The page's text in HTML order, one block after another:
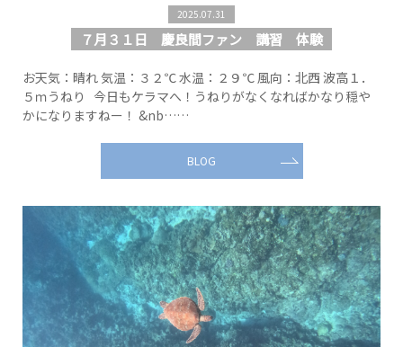
2025.07.31
７月３１日 慶良間ファン 講習 体験
お天気：晴れ 気温：３２℃ 水温：２９℃ 風向：北西 波高１．
５ｍうねり 今日もケラマへ！うねりがなくなればかなり穏や
かになりますねー！ &nb……
BLOG